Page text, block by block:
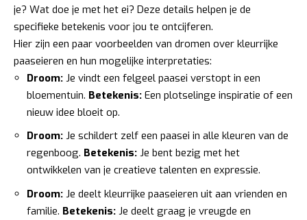
je? Wat doe je met het ei? Deze details helpen je de
specifieke betekenis voor jou te ontcijferen.
Hier zijn een paar voorbeelden van dromen over kleurrijke
paaseieren en hun mogelijke interpretaties:
Droom: Je vindt een felgeel paasei verstopt in een
bloementuin. Betekenis: Een plotselinge inspiratie of een
nieuw idee bloeit op.
Droom: Je schildert zelf een paasei in alle kleuren van de
regenboog. Betekenis: Je bent bezig met het
ontwikkelen van je creatieve talenten en expressie.
Droom: Je deelt kleurrijke paaseieren uit aan vrienden en
familie. Betekenis: Je deelt graag je vreugde en